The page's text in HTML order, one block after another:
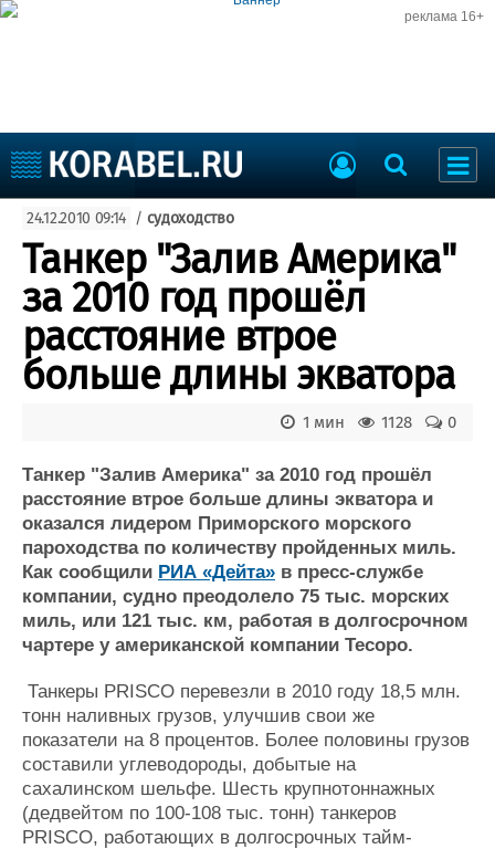
реклама 16+
Судоходство
Судоремонт
События
Пресс-релизы
Порты
ВМФ
Образование
Яхты и катера
Еще
Пульс
Новости
Компании
Репутация
Работа
Крюинг
Журнал
Реклама
Доска объявлений
Продажа флота
Оборудование
Изделия
Материалы
Услуги
Конференции
Выставки и семинары
Личности
Словарь
Флот
Галерея флота
Форум
Отзывы
Все службы
24.12.2010 09:14 / судоходство
Танкер "Залив Америка"
за 2010 год прошёл
расстояние втрое
больше длины экватора
0
1128
1 мин
Танкер "Залив Америка" за 2010 год прошёл
расстояние втрое больше длины экватора и
оказался лидером Приморского морского
пароходства по количеству пройденных миль.
Как сообщили РИА «Дейта» в пресс-службе
компании, судно преодолело 75 тыс. морских
миль, или 121 тыс. км, работая в долгосрочном
чартере у американской компании Тесоро.
Танкеры PRISCO перевезли в 2010 году 18,5 млн.
тонн наливных грузов, улучшив свои же
показатели на 8 процентов. Более половины грузов
составили углеводороды, добытые на
сахалинском шельфе. Шесть крупнотоннажных
(дедвейтом по 100-108 тыс. тонн) танкеров
PRISCO, работающих в долгосрочных тайм-